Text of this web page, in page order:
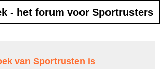
- het forum voor Sportrusters
van Sportrusten is